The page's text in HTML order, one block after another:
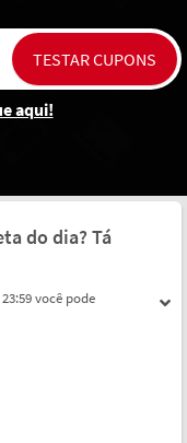
aqui!
do dia? Tá
você pode